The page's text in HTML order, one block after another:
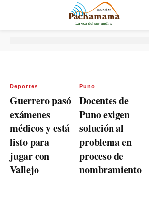
Deportes
Guerrero pasó
exámenes
médicos y está
listo para
jugar con
Vallejo
Puno
Docentes de
Puno exigen
solución al
problema en
proceso de
nombramiento